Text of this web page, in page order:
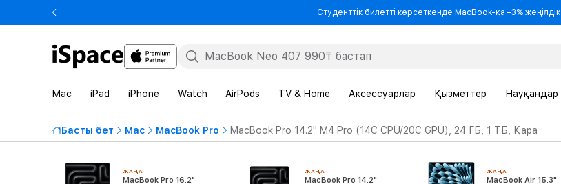
Студенттік билетті көрсеткенде MacBook-қа –3% жеңілдік
Mac iPad iPhone Watch AirPods TV & Home Аксессуарлар Қызметтер Науқандар
Басты бет Mac MacBook Pro MacBook Pro 14.2" M4 Pro (14C CPU/20C GPU), 24 ГБ, 1 ТБ, Қара
ЖАҢА
MacBook Pro 16.2"
ЖАҢА
MacBook Pro 14.2"
ЖАҢА
MacBook Air 15.3"